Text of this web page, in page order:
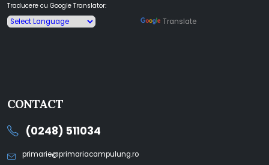
Traducere cu Google Translator:
Translate
CONTACT
(0248) 511034
primarie@primariacampulung.ro